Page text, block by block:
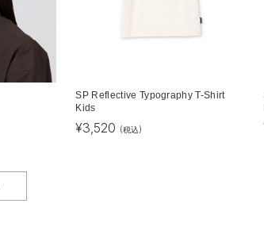
SP Reflective Typography T-Shirt
Kids
¥3,520 (税込)